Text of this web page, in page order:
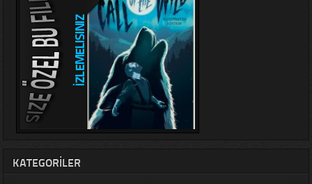
KATEGORILER